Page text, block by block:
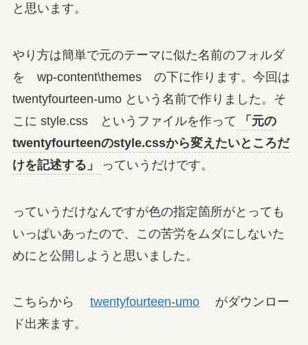
と思います。
やり方は簡単で元のテーマに似た名前のフォルダ
を wp-content\themes の下に作ります。今回は
twentyfourteen-umo という名前で作りました。そ
こに style.css というファイルを作って
「元の
twentyfourteenのstyle.cssから変えたいところだ
けを記述する」
っていうだけです。
っていうだけなんですが色の指定箇所がとっても
いっぱいあったので、この苦労をムダにしないた
めにと公開しようと思いました。
こちらから twentyfourteen-umoがダウンロー
ド出来ます。